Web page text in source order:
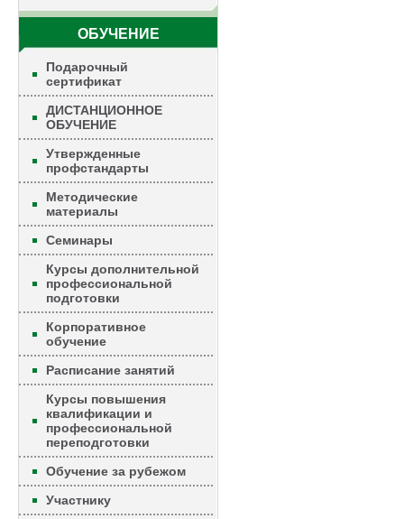
ОБУЧЕНИЕ
Подарочный
сертификат
ДИСТАНЦИОННОЕ
ОБУЧЕНИЕ
Утвержденные
профстандарты
Методические
материалы
Семинары
Курсы дополнительной
профессиональной
подготовки
Корпоративное
обучение
Расписание занятий
Курсы повышения
квалификации и
профессиональной
переподготовки
Обучение за рубежом
Участнику